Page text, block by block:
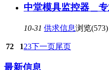
中堂模具监控器＿
10-31 供求信息浏览(573)
72 123下一页尾页
最新信息